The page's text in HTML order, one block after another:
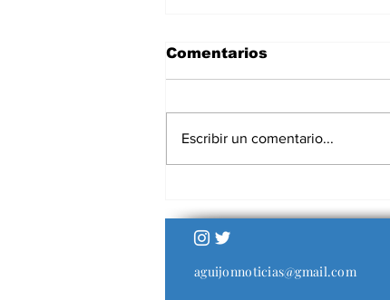
mete ruido en una AFA
que maneja cada día
más frentes
Comentarios
Escribir un comentario...
aguijonnoticias@gmail.com